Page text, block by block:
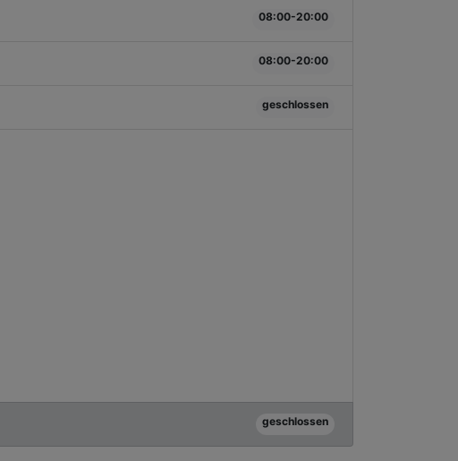
08:00-20:00
08:00-20:00
geschlossen
geschlossen